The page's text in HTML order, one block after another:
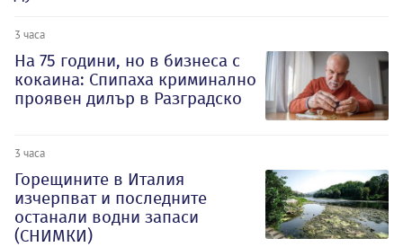
3 часа
На 75 години, но в бизнеса с
кокаина: Спипаха криминално
проявен дилър в Разградско
3 часа
Горещините в Италия
изчерпват и последните
останали водни запаси
(СНИМКИ)